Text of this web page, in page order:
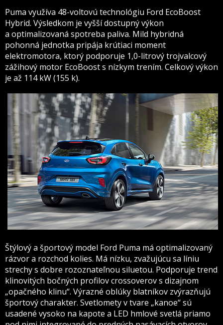
Puma využíva 48-voltovú technológiu Ford EcoBoost
Hybrid. Výsledkom je vyšší dostupný výkon
a optimalizovaná spotreba paliva. Mild hybridná
pohonná jednotka pripája krútiaci moment
elektromotora, ktorý podporuje 1,0-litrový trojvalcový
zážihový motor EcoBoost s nízkym trením. Celkový výkon
je až 114 kW (155 k).
Štýlový a športový model Ford Puma má optimalizovaný
rázvor a rozchod kolies. Má nízku, zvažujúcu sa líniu
strechy s dobre rozoznateľnou siluetou. Podporuje trend
klinovitých bočných profilov crossoverov s dizajnom
„opačného klinu“. Výrazné oblúky blatníkov zvýrazňujú
športový charakter. Svetlomety v tvare „kanoe“ sú
usadené vysoko na kapote a LED hmlové svetlá priamo